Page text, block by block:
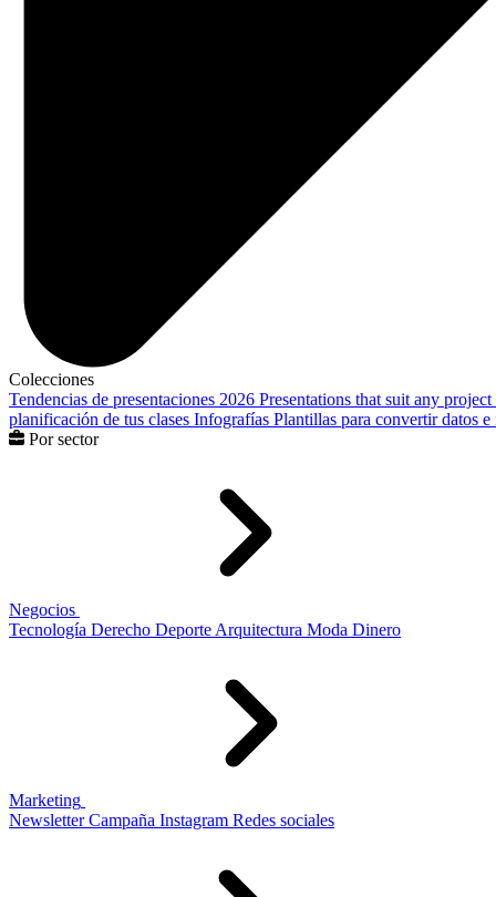
Colecciones
Tendencias de presentaciones 2026 Presentations that suit any project
planificación de tus clases Infografías Plantillas para convertir datos
Por sector
Negocios
Tecnología Derecho Deporte Arquitectura Moda Dinero
Marketing
Newsletter Campaña Instagram Redes sociales